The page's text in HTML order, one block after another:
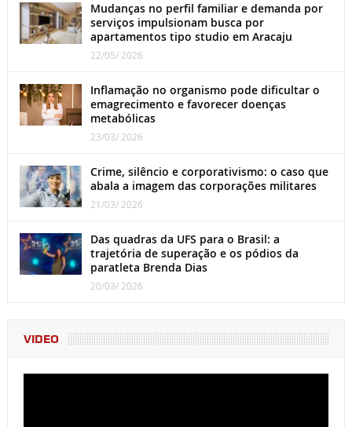
Mudanças no perfil familiar e demanda por
serviços impulsionam busca por
apartamentos tipo studio em Aracaju
22/05/ 2026
Inflamação no organismo pode dificultar o
emagrecimento e favorecer doenças
metabólicas
23/03/ 2026
Crime, silêncio e corporativismo: o caso que
abala a imagem das corporações militares
21/03/ 2026
Das quadras da UFS para o Brasil: a
trajetória de superação e os pódios da
paratleta Brenda Dias
20/03/ 2026
VIDEO